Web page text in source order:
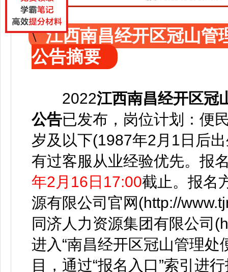
江西南昌经开区冠山管
公告摘要
2022江西南昌经开区冠
公告已发布， 岗位计划：便
岁及以下(1987年2月1日后
有过客服从业经验优先。报
年2月16日17:00截止。报名
源有限公司官网(http://
同济人力资源集团有限公司
进入“南昌经开区冠山管理处
目，通过“报名入口”索引进